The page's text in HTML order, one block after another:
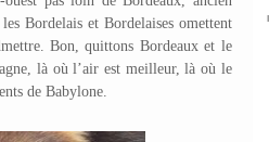
Bordelais et Bordelaises omettent
Bon, quittons Bordeaux et le
là où l’air est meilleur, là où le
de Babylone.